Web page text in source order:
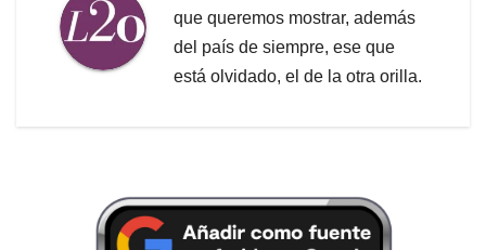
que queremos mostrar, además
del país de siempre, ese que
está olvidado, el de la otra orilla.